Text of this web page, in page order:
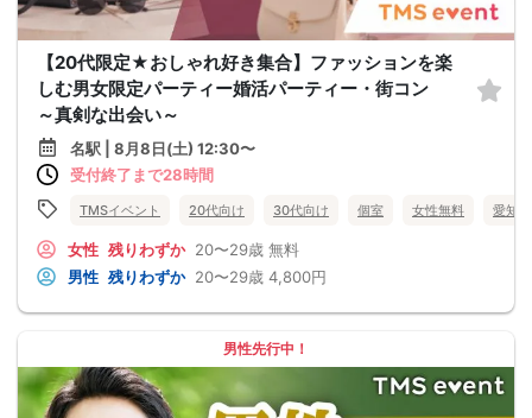
【20代限定★おしゃれ好き集合】ファッションを楽
しむ男女限定パーティー婚活パーティー・街コン
～真剣な出会い～
名駅 | 8月8日(土) 12:30〜
受付終了まで28時間
TMSイベント 20代向け 30代向け 個室 女性無料 愛知県
女性 残りわずか 20〜29歳 無料
男性 残りわずか 20〜29歳 4,800円
男性先行中！